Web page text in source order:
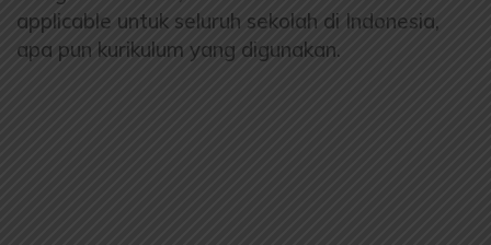
applicable untuk seluruh sekolah di Indonesia,
apa pun kurikulum yang digunakan.